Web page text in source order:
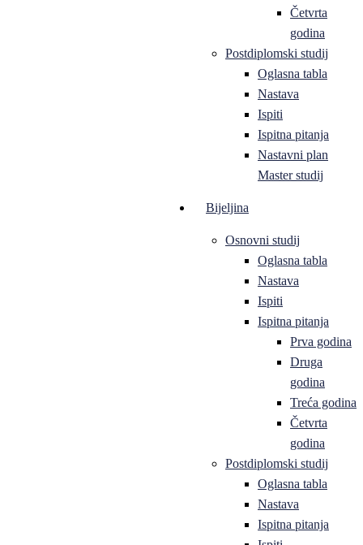
Četvrta
godina
Postdiplomski studij
Oglasna tabla
Nastava
Ispiti
Ispitna pitanja
Nastavni plan
Master studij
Bijeljina
Osnovni studij
Oglasna tabla
Nastava
Ispiti
Ispitna pitanja
Prva godina
Druga
godina
Treća godina
Četvrta
godina
Postdiplomski studij
Oglasna tabla
Nastava
Ispitna pitanja